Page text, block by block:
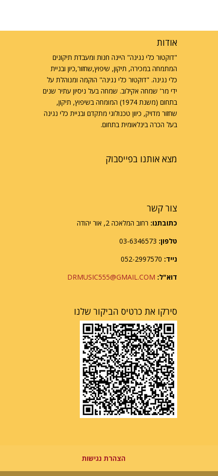
אודות
"דוקטור כלי נגינה" היינה חנות ומעבדת תיקונים
המתמחה במכירה, תיקון, שיפוץ,שחזור,כיון ובניית
כלי נגינה. "דוקטור כלי נגינה" הוקמה ומנוהלת על
ידי מר' שמחה אקילוב. שמחה בעל ניסיון עתיר שנים
בתחום (משנת 1974) המומחה בשיפוץ, תיקון,
שחזור מדויק, כיוון טכנולוגי מתקדם ובניית כלי נגינה
בעל הכרה בינלאומית בתחום.
מצא אותנו בפייסבוק
צור קשר
כתובתנו: רחוב המלאכה 2, אור יהודה
טלפון:
נייד:
דוא"ל: DRMUSIC555@GMAIL.COM
סירקו את כרטיס הביקור שלנו
הצהרת נגישות